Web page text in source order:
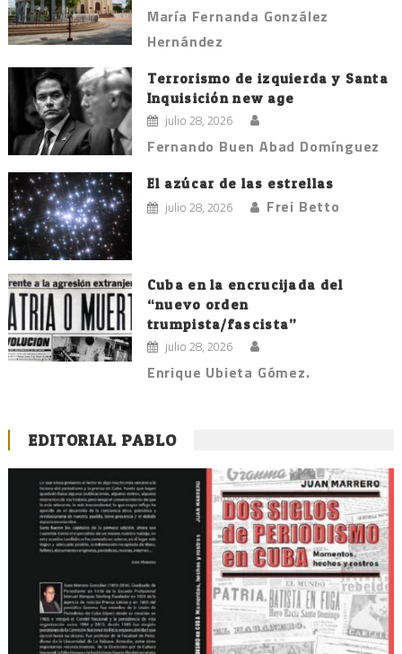
María Fernanda González
Hernández
Terrorismo de izquierda y Santa
Inquisición new age
julio 28, 2026
Fernando Buen Abad Domínguez
El azúcar de las estrellas
julio 28, 2026 Frei Betto
Cuba en la encrucijada del
“nuevo orden
trumpista/fascista”
julio 28, 2026
Enrique Ubieta Gómez.
EDITORIAL PABLO